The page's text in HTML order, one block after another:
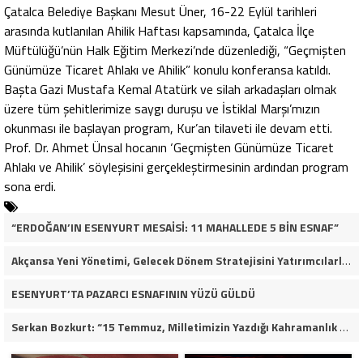
Çatalca Belediye Başkanı Mesut Üner, 16-22 Eylül tarihleri
arasında kutlanılan Ahilik Haftası kapsamında, Çatalca İlçe
Müftülüğü’nün Halk Eğitim Merkezi’nde düzenlediği, “Geçmişten
Günümüze Ticaret Ahlakı ve Ahilik” konulu konferansa katıldı.
Başta Gazi Mustafa Kemal Atatürk ve silah arkadaşları olmak
üzere tüm şehitlerimize saygı duruşu ve İstiklal Marşı’mızın
okunması ile başlayan program, Kur’an tilaveti ile devam etti.
Prof. Dr. Ahmet Ünsal hocanın ‘Geçmişten Günümüze Ticaret
Ahlakı ve Ahilik’ söyleşisini gerçekleştirmesinin ardından program
sona erdi.
“ERDOĞAN’IN ESENYURT MESAİSİ: 11 MAHALLEDE 5 BİN ESNAF”
Akçansa Yeni Yönetimi, Gelecek Dönem Stratejisini Yatırımcılarla Paylaştı
ESENYURT’TA PAZARCI ESNAFININ YÜZÜ GÜLDÜ
Serkan Bozkurt: “15 Temmuz, Milletimizin Yazdığı Kahramanlık Destanıdır”